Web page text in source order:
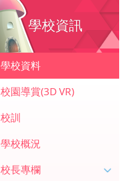
學校資訊
學校資料
校園導賞(3D VR)
校訓
學校概況
校長專欄